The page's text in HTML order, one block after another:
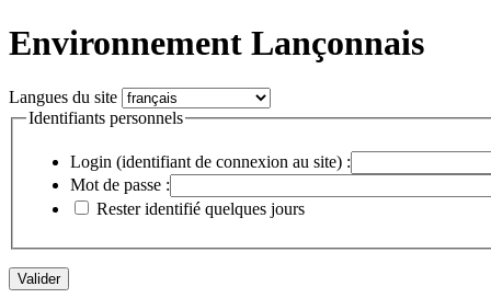
Environnement Lançonnais
Langues du site
Identifiants personnels
Login (identifiant de connexion au site) :
Mot de passe :
Rester identifié quelques jours